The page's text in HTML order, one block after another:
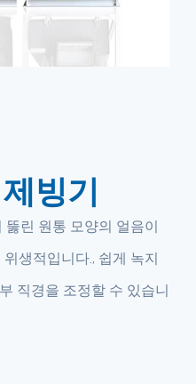
빙기
린 원통 모양의 얼음이
생적입니다., 쉽게 녹지
직경을 조정할 수 있습니